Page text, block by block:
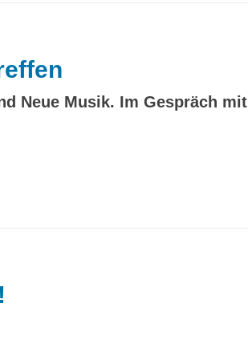
Neue Musik. Im Gespräch mit